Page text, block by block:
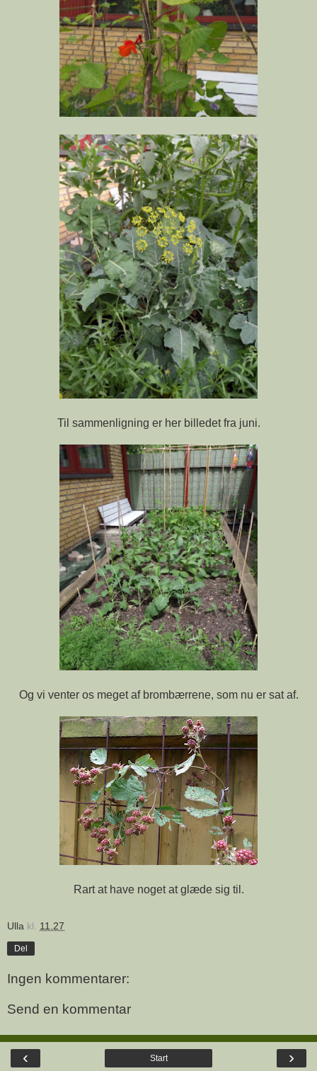
Til sammenligning er her billedet fra juni.
Og vi venter os meget af brombærrene, som nu er sat af.
Rart at have noget at glæde sig til.
Ulla kl. 11.27
Del
Ingen kommentarer:
Send en kommentar
‹ ›
Start